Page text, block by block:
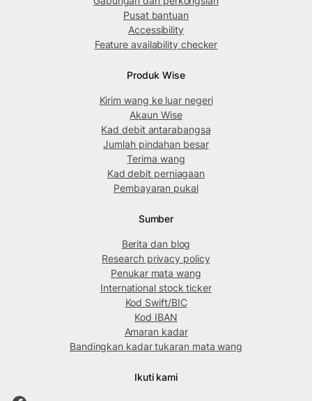
Pusat bantuan
Accessibility
Feature availability checker
Produk Wise
Kirim wang ke luar negeri
Akaun Wise
Kad debit antarabangsa
Jumlah pindahan besar
Terima wang
Kad debit perniagaan
Pembayaran pukal
Sumber
Berita dan blog
Research privacy policy
Penukar mata wang
International stock ticker
Kod Swift/BIC
Kod IBAN
Amaran kadar
Bandingkan kadar tukaran mata wang
Ikuti kami